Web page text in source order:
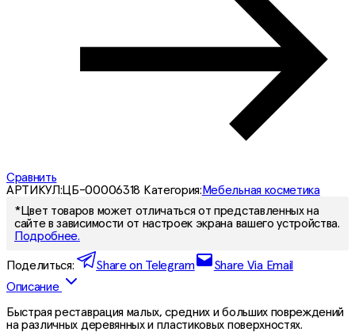
Сравнить
АРТИКУЛ:ЦБ-00006318 Категория: Мебельная косметика
*Цвет товаров может отличаться от представленных на
сайте в зависимости от настроек экрана вашего устройства.
Подробнее.
Поделиться: Share on Telegram
Share Via Email
Описание
Быстрая реставрация малых, средних и больших повреждений
на различных деревянных и пластиковых поверхностях.